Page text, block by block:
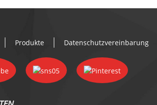
Produkte Datenschutzvereinbarung